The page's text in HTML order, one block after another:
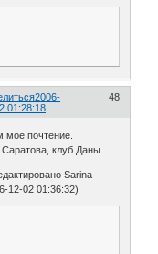
48
2006-
01:28:18
мое почтение.
Саратова, клуб Даны.
Sarina
12-02 01:36:32)